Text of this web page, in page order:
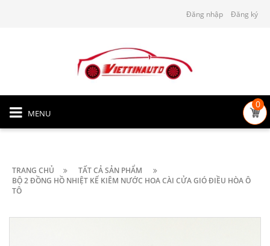
Đăng nhập Đăng ký
MENU
0
TRANG CHỦ
TẤT CẢ SẢN PHẨM
BỘ 2 ĐỒNG HỒ NHIỆT KẾ KIÊM NƯỚC HOA CÀI CỬA GIÓ ĐIỀU HÒA Ô
TÔ